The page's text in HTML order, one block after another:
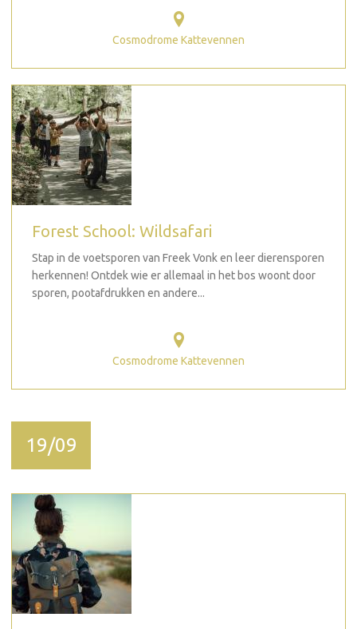
Cosmodrome Kattevennen
Forest School: Wildsafari
Stap in de voetsporen van Freek Vonk en leer dierensporen
herkennen! Ontdek wie er allemaal in het bos woont door
sporen, pootafdrukken en andere...
Cosmodrome Kattevennen
19/09